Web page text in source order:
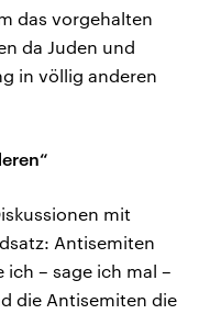
das vorgehalten
da Juden und
in völlig anderen
mit
Antisemiten
– sage ich mal –
die Antisemiten die